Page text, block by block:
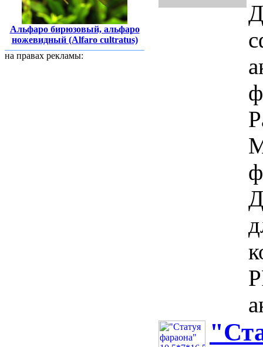
Альфаро бирюзовый, альфаро
ножевидный (Alfaro cultratus)
на правах рекламы: